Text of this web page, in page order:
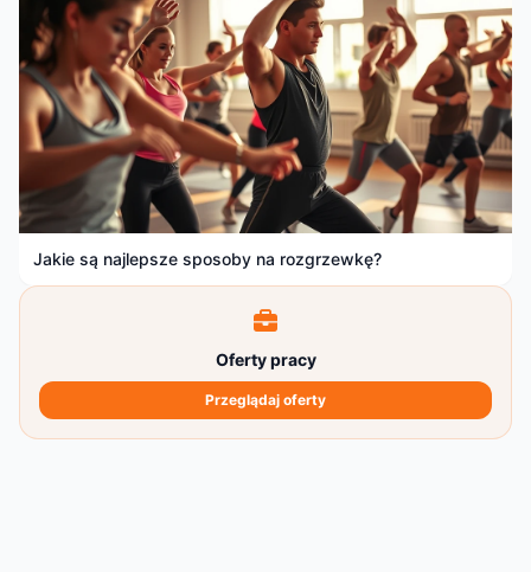
Jakie są najlepsze sposoby na rozgrzewkę?
Oferty pracy
Przeglądaj oferty